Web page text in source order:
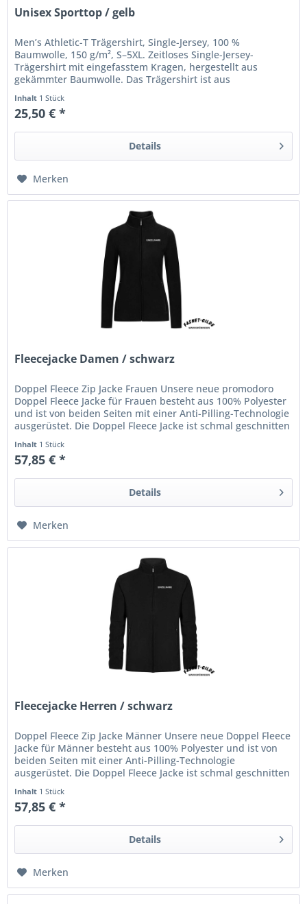
Unisex Sporttop / gelb
Men’s Athletic-T Trägershirt, Single-Jersey, 100 %
Baumwolle, 150 g/m², S–5XL. Zeitloses Single-Jersey-
Trägershirt mit eingefasstem Kragen, hergestellt aus
gekämmter Baumwolle. Das Trägershirt ist aus
Inhalt 1 Stück
25,50 € *
Details
Merken
Fleecejacke Damen / schwarz
Doppel Fleece Zip Jacke Frauen Unsere neue promodoro
Doppel Fleece Jacke für Frauen besteht aus 100% Polyester
und ist von beiden Seiten mit einer Anti-Pilling-Technologie
ausgerüstet. Die Doppel Fleece Jacke ist schmal geschnitten
Inhalt 1 Stück
57,85 € *
Details
Merken
Fleecejacke Herren / schwarz
Doppel Fleece Zip Jacke Männer Unsere neue Doppel Fleece
Jacke für Männer besteht aus 100% Polyester und ist von
beiden Seiten mit einer Anti-Pilling-Technologie
ausgerüstet. Die Doppel Fleece Jacke ist schmal geschnitten
Inhalt 1 Stück
57,85 € *
Details
Merken